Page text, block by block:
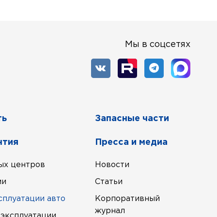
Мы в соцсетях
центров
авто
Запасные части
Пресса и медиа
Новости
Статьи
Корпоративный
журнал